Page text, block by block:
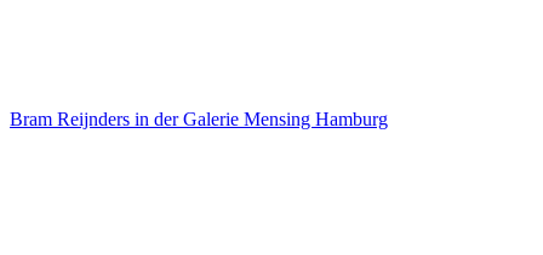
Bram Reijnders in der Galerie Mensing Hamburg